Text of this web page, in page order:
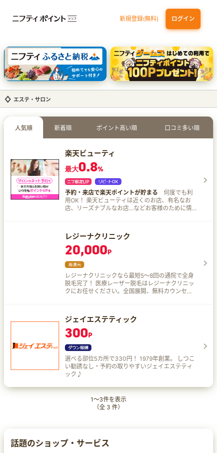
新規登録(無料) ログイン
dカード GOLD 三井住友カード ゴールド（NL）（家族カード発行）
【実質初月無料】DMM | Disney+(ディズニープラス) セットプラン
SBI証券 確定拠出年金（iDeCo）
エステ・サロン
人気順 新着順 ポイント高い順 口コミ多い順
楽天ビューティ
最大0.8%
予約・来店で楽天ポイントが貯まる 何度でも利
用OK！ 楽天ビューティは近くのお店、有名なお
店、リーズナブルなお店…などお客様のために情
レジーナクリニック
20,000P
レジーナクリニックなら最短5〜8回の通院で全身
脱毛完了！ 医療レーザー脱毛はレジーナクリニッ
クにお任せください。全国展開、無料カウンセリ
ジェイエステティック
300P
選べる部位5カ所で330円！ 1979年創業。 しつこ
い勧誘なし・予約の取りやすいジェイエステティ
ック♪
1～3件を表示
（全 3 件）
話題のショップ・サービス